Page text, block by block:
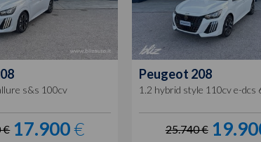
s&s 100cv
€ 17.900€
Peugeot 208
1.2 hybrid style 110cv e-dcs
25.740 €